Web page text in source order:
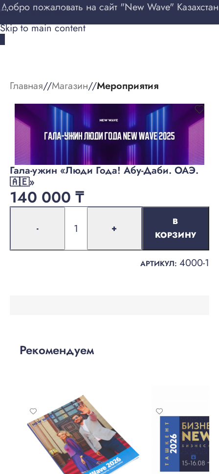
Skip to navigation
Skip to main content
Добро пожаловать на сайт "New Wave" Казахстан
Главная/ Магазин/ Мероприятия
Гала-ужин «Люди Года! Абу-Даби. ОАЭ.
🇦🇪»
140 000 ₸
- +
В
КОРЗИНУ
АРТИКУЛ: 4000-1
Рекомендуем